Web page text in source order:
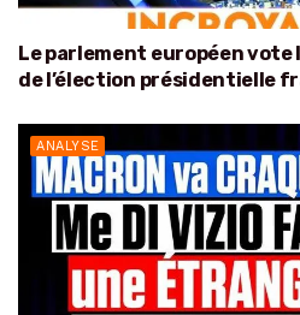
Le parlement européen vote
de l’élection présidentielle
ANALYSE